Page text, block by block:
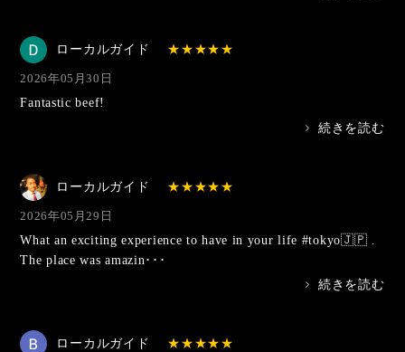
ローカルガイド
2026年05月30日
Fantastic beef!
>
続きを読む
ローカルガイド
2026年05月29日
What an exciting experience to have in your life #tokyo🇯🇵 .
The place was amazin･･･
>
続きを読む
ローカルガイド